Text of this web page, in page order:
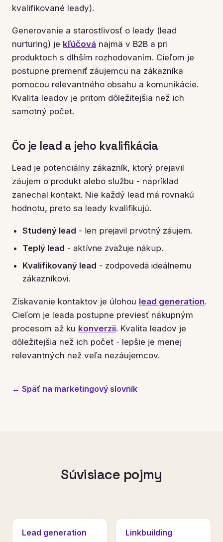
kvalifikované leady).
Generovanie a starostlivosť o leady (lead
nurturing) je kľúčová najmä v B2B a pri
produktoch s dlhším rozhodovaním. Cieľom je
postupne premeniť záujemcu na zákazníka
pomocou relevantného obsahu a komunikácie.
Kvalita leadov je pritom dôležitejšia než ich
samotný počet.
Čo je lead a jeho kvalifikácia
Lead je potenciálny zákazník, ktorý prejavil
záujem o produkt alebo službu - napríklad
zanechal kontakt. Nie každý lead má rovnakú
hodnotu, preto sa leady kvalifikujú.
Studený lead - len prejavil prvotný záujem.
Teplý lead - aktívne zvažuje nákup.
Kvalifikovaný lead - zodpovedá ideálnemu
zákazníkovi.
Získavanie kontaktov je úlohou lead generation.
Cieľom je leada postupne previesť nákupným
procesom až ku konverzii. Kvalita leadov je
dôležitejšia než ich počet - lepšie je menej
relevantných než veľa nezáujemcov.
← Späť na marketingový slovník
Súvisiace pojmy
Lead generation Linkbuilding